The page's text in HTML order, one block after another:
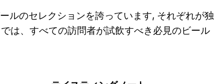
ルのセレクションを誇っています, それぞれが独
は、すべての訪問者が試飲すべき必見のビール